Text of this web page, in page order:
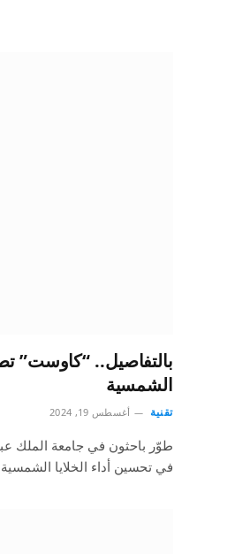
بالتفاصيل.. “كاوست”
الشمسية
تقنية أغسطس 19, 2024
طوّر باحثون في جامعة الملك
في تحسين أداء الخلايا